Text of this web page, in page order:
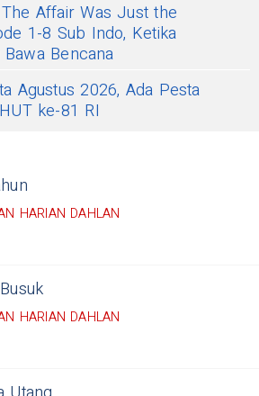
Affair Was Just the
1-8 Sub Indo, Ketika
Bencana
Agustus 2026, Ada Pesta
ke-81 RI
HARIAN DAHLAN
HARIAN DAHLAN